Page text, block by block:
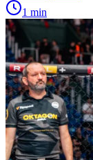
1 min